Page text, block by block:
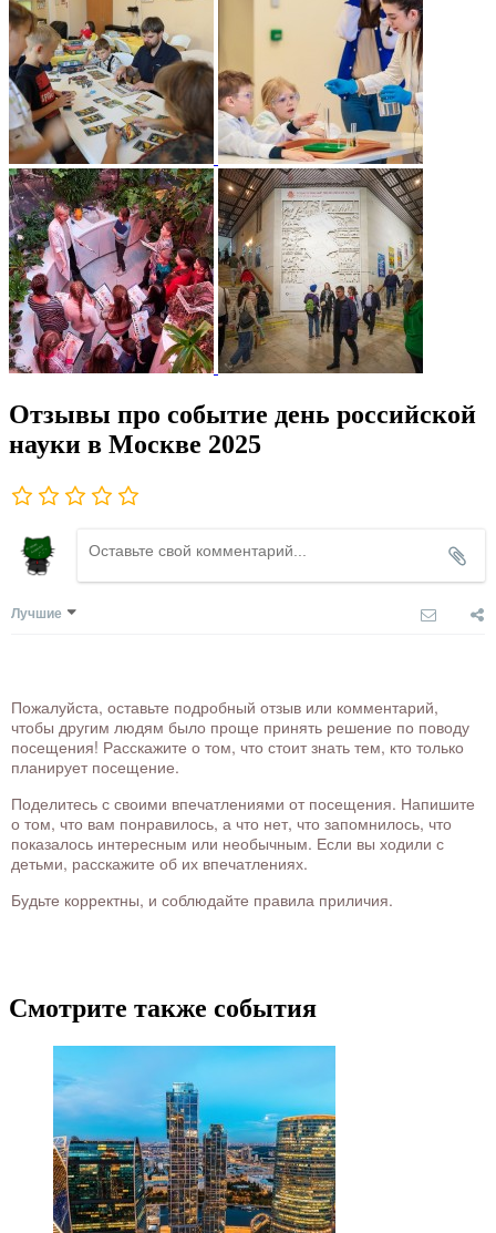
Отзывы про событие день российской
науки в Москве 2025
Лучшие
Пожалуйста, оставьте подробный отзыв или комментарий,
чтобы другим людям было проще принять решение по поводу
посещения! Расскажите о том, что стоит знать тем, кто только
планирует посещение.
Поделитесь с своими впечатлениями от посещения. Напишите
о том, что вам понравилось, а что нет, что запомнилось, что
показалось интересным или необычным. Если вы ходили с
детьми, расскажите об их впечатлениях.
Будьте корректны, и соблюдайте правила приличия.
Смотрите также события